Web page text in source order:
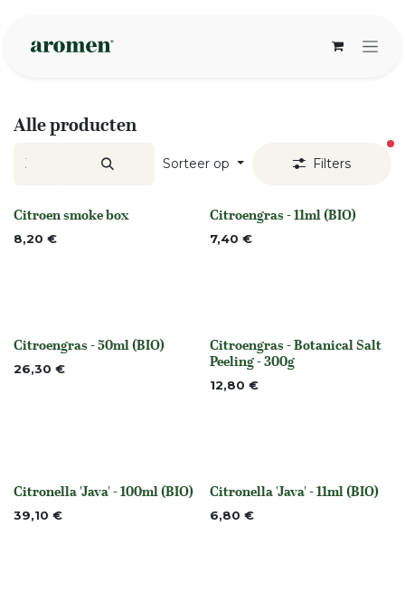
Alle producten
Sorteer op Filters
None
Citroen smoke box
8,20 € None
Citroengras - 11ml (BIO)
7,40 €
Niet op voorraad
Citroengras - 50ml (BIO)
26,30 € None
Citroengras - Botanical Salt
Peeling - 300g
12,80 €
None
Citronella 'Java' - 100ml (BIO)
39,10 € None
Citronella 'Java' - 11ml (BIO)
6,80 €